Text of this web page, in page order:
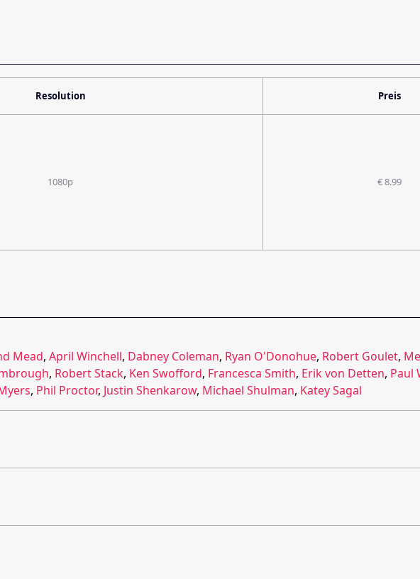
Resolution Preis
1080p € 8.99
Mead, April Winchell, Dabney Coleman, Ryan O'Donohue, Robert Goulet,
, Robert Stack, Ken Swofford, Francesca Smith, Erik von Detten, Paul
, Phil Proctor, Justin Shenkarow, Michael Shulman, Katey Sagal